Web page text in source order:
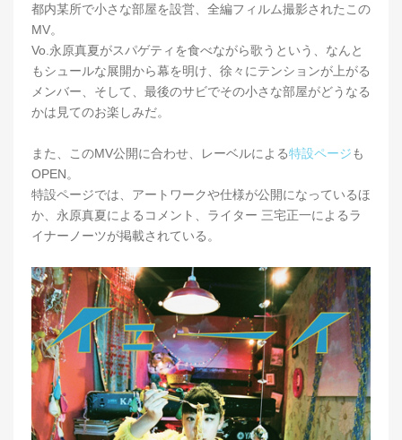
都内某所で小さな部屋を設営、全編フィルム撮影されたこの
MV。
Vo.永原真夏がスパゲティを食べながら歌うという、なんと
もシュールな展開から幕を明け、徐々にテンションが上がる
メンバー、そして、最後のサビでその小さな部屋がどうなる
かは見てのお楽しみだ。
また、このMV公開に合わせ、レーベルによる特設ページも
OPEN。
特設ページでは、アートワークや仕様が公開になっているほ
か、永原真夏によるコメント、ライター 三宅正一によるラ
イナーノーツが掲載されている。